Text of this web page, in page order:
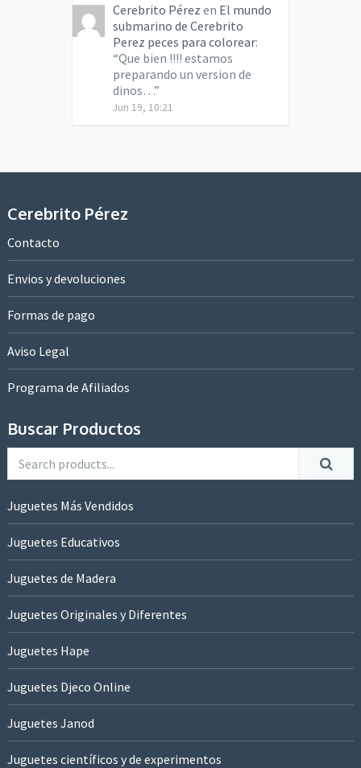
Cerebrito Pérez en El mundo
submarino de Cerebrito
Perez peces para colorear:
“Que bien !!!! estamos
preparando un version de
dinos… ”
Jun 19, 10:21
Cerebrito Pérez
Contacto
Envios y devoluciones
Formas de pago
Aviso Legal
Programa de Afiliados
Buscar Productos
Juguetes Más Vendidos
Juguetes Educativos
Juguetes de Madera
Juguetes Originales y Diferentes
Juguetes Hape
Juguetes Djeco Online
Juguetes Janod
Juguetes científicos y de experimentos